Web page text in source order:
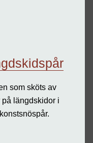
som sköts av
längdskidor i